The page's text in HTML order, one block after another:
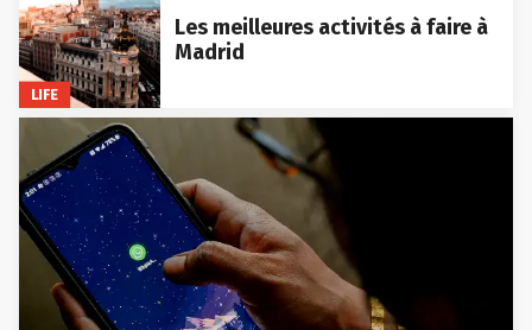
LIFE
Les meilleures activités à faire à
Madrid